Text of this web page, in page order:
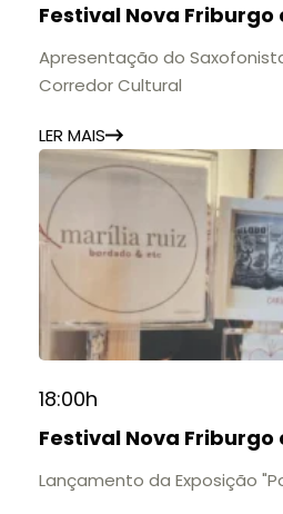
11h às 17h
🎟️ Entrada gratuita.
Festival Nova
Apresentação do
Corredor Cultural
LER MAIS
18:00h
Festival Nova
Lançamento da Exposição